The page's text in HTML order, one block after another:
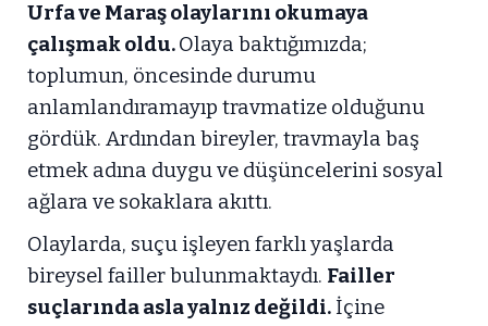
Urfa ve Maraş olaylarını okumaya
çalışmak oldu.Olaya baktığımızda;
toplumun, öncesinde durumu
anlamlandıramayıp travmatize olduğunu
gördük. Ardından bireyler, travmayla baş
etmek adına duygu ve düşüncelerini sosyal
ağlara ve sokaklara akıttı.
Olaylarda, suçu işleyen farklı yaşlarda
bireysel failler bulunmaktaydı. Failler
suçlarında asla yalnız değildi. İçine